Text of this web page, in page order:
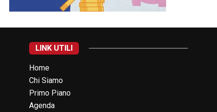
LINK UTILI
Home
Chi Siamo
Primo Piano
Agenda